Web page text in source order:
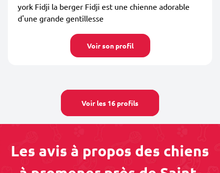
york Fidji la berger Fidji est une chienne adorable
d'une grande gentillesse
Voir son profil
Voir les 16 profils
Les avis à propos des chiens